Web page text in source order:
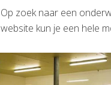
Op zoek naar een
website kun je een hele